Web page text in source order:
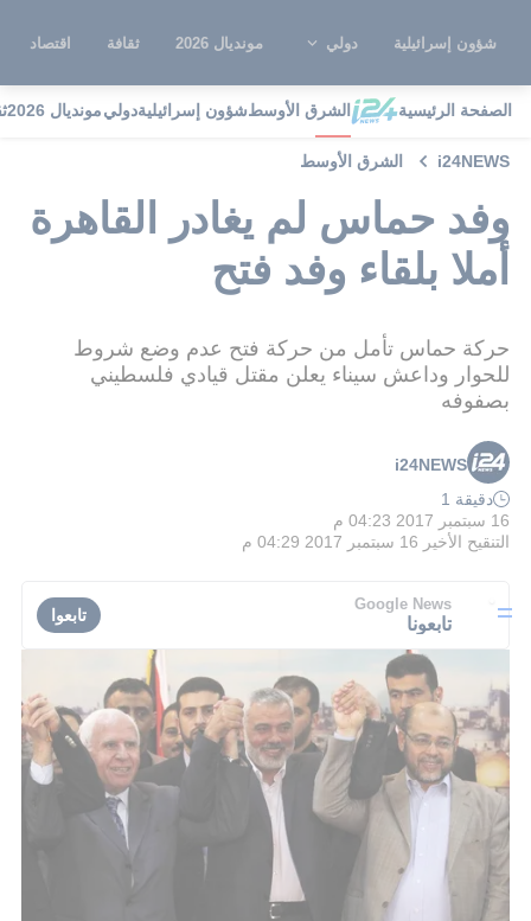
شؤون إسرائيلية دولي مونديال 2026 ثقافة اقتصاد
الصفحة الرئيسية الشرق الأوسطشؤون إسرائيليةدوليمونديال 2026
i24NEWS الشرق الأوسط
وفد حماس لم يغادر القاهرة
أملا بلقاء وفد فتح
حركة حماس تأمل من حركة فتح عدم وضع شروط
للحوار وداعش سيناء يعلن مقتل قيادي فلسطيني
بصفوفه
i24NEWS
دقيقة 1
16 سبتمبر 2017 04:23 م
التنقيح الأخير 16 سبتمبر 2017 04:29 م
Google News
تابعونا تابعوا